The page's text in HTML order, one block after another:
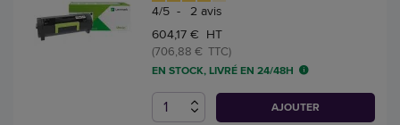
4/5 - 2 avis
604,17 € HT
(706,88 € TTC)
EN STOCK, LIVRÉ EN 24/48H
AJOUTER